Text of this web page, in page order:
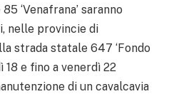
‘Venafrana’ saranno
nelle provincie di
strada statale 647 ‘Fondo
18 e fino a venerdì 22
di un cavalcavia